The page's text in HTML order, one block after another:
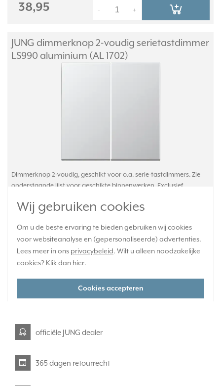
Wij gebruiken cookies
Om u de beste ervaring te bieden gebruiken wij cookies
voor websiteanalyse en (gepersonaliseerde) advertenties.
Lees meer in ons privacybeleid. Wilt u alleen noodzakelijke
cookies? Klik dan hier.
Cookies accepteren
38,95 +
-
JUNG dimmerknop 2-voudig serietastdimmer
LS990 aluminium (AL 1702)
Dimmerknop 2-voudig, geschikt voor o.a. serie-tastdimmers. Zie
onderstaande lijst voor geschikte binnenwerken. Exclusief
(metaaluitvoering). Meer informatie »
Verwachte levertijd:
1-2 weken
Huidige voorraad:
0 stuk(s)
+
-
officiële JUNG dealer
365 dagen retourrecht